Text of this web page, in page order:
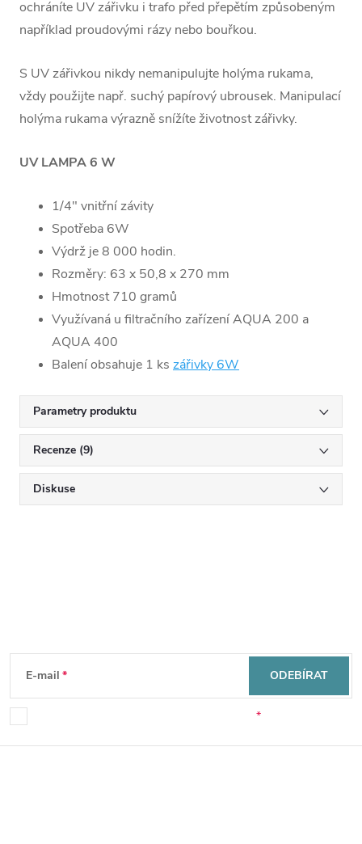
ochráníte UV zářivku i trafo před přepětím způsobeným
například proudovými rázy nebo bouřkou.
S UV zářivkou nikdy nemanipulujte holýma rukama,
vždy použijte např. suchý papírový ubrousek. Manipulací
holýma rukama výrazně snížíte životnost zářivky.
UV LAMPA 6 W
1/4" vnitřní závity
Spotřeba 6W
Výdrž je 8 000 hodin.
Rozměry: 63 x 50,8 x 270 mm
Hmotnost 710 gramů
Využívaná u filtračního zařízení AQUA 200 a
AQUA 400
Balení obsahuje 1 ks zářivky 6W
Parametry produktu
Recenze (9)
Diskuse
Z
p
E-mail ODEBÍRAT